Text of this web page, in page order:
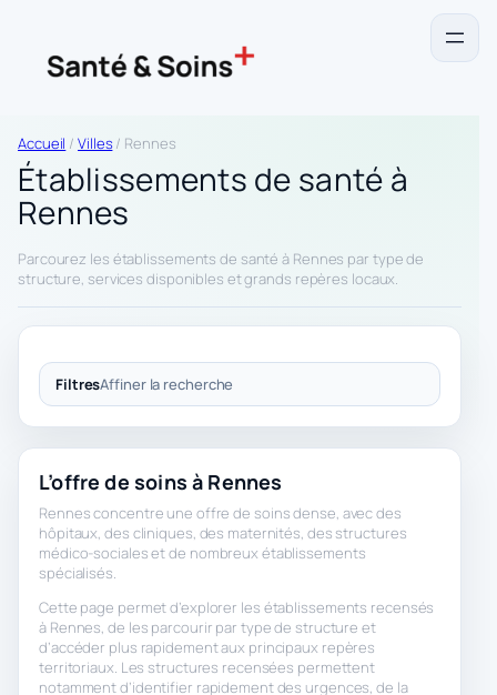
Accueil /Villes/ Rennes
Établissements de santé à
Rennes
Parcourez les établissements de santé à Rennes par type de
structure, services disponibles et grands repères locaux.
FiltresAffiner la recherche
L’offre de soins à Rennes
Rennes concentre une offre de soins dense, avec des
hôpitaux, des cliniques, des maternités, des structures
médico-sociales et de nombreux établissements
spécialisés.
Cette page permet d’explorer les établissements recensés
à Rennes, de les parcourir par type de structure et
d’accéder plus rapidement aux principaux repères
territoriaux. Les structures recensées permettent
notamment d’identifier rapidement des urgences, de la